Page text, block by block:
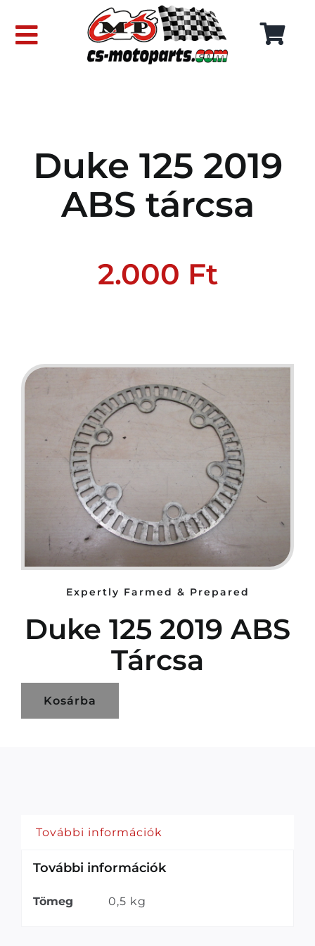
content
Toggle
RÓLUNK
SZÁLLÍTÁSI DÍJAK
KAPCSOLAT
Duke 125 2019
ABS tárcsa
2.000 Ft
Expertly Farmed & Prepared
Duke 125 2019 ABS
Tárcsa
Kosárba
További információk
További információk
Tömeg 0,5 kg